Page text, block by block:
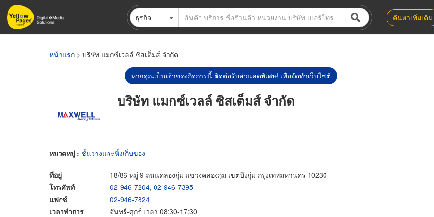
ข้าม
ไป
ธุรกิจ ค้นหาเพิ่มเติม
หน้าแรก > บริษัท แมกซ์เวลล์ ซิสเต็มส์ จำกัด
หากคุณเป็นเจ้าของกิจการนี้ ติดต่อรับส่วนลดพิเศษ! เพื่อจัดทำเว็บไซต์
บริษัท แมกซ์เวลล์ ซิสเต็มส์ จำกัด
หมวดหมู่ : ชั้นวางและหิ้งเก็บของ
ที่อยู่
18/86 หมู่ 9 ถนนคลองกุ่ม แขวงคลองกุ่ม เขตบึงกุ่ม กรุงเทพมหานคร 10230
โทรศัพท์
02-946-7204, 02-946-7395
แฟกซ์
02-946-7824
เวลาทำการ
จันทร์-ศุกร์ เวลา 08:30-17:30